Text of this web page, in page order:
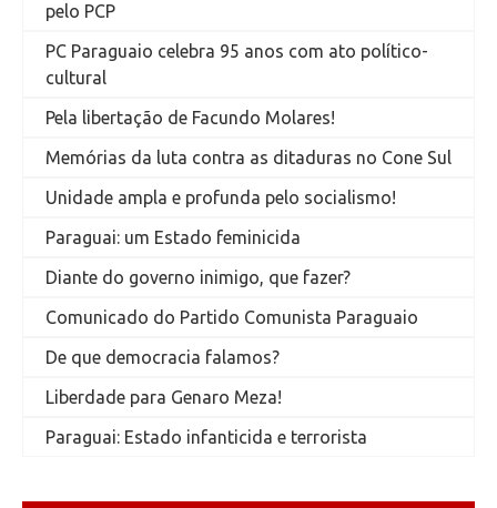
pelo PCP
PC Paraguaio celebra 95 anos com ato político-
cultural
Pela libertação de Facundo Molares!
Memórias da luta contra as ditaduras no Cone Sul
Unidade ampla e profunda pelo socialismo!
Paraguai: um Estado feminicida
Diante do governo inimigo, que fazer?
Comunicado do Partido Comunista Paraguaio
De que democracia falamos?
Liberdade para Genaro Meza!
Paraguai: Estado infanticida e terrorista